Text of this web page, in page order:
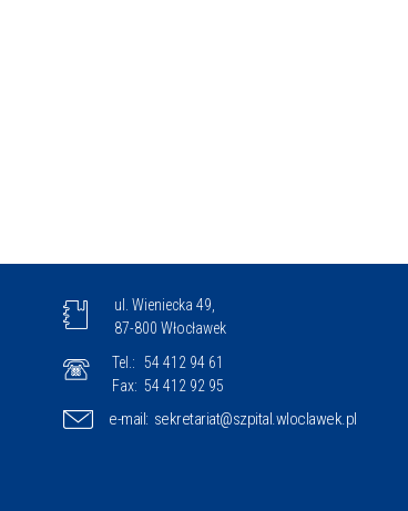
ul. Wieniecka 49,
87-800 Włocławek
Tel.: 54 412 94 61
Fax: 54 412 92 95
e-mail: sekretariat@szpital.wloclawek.pl